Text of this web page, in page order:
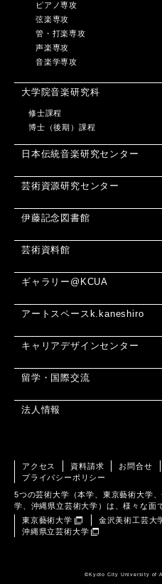
ピアノ専攻
弦楽専攻
管・打楽専攻
声楽専攻
音楽学専攻
大学院音楽研究科
修士課程
博士（後期）課程
日本伝統音楽研究センター
芸術資源研究センター
伊藤記念図書館
芸術資料館
ギャラリー@KCUA
アートスペースk.kaneshiro
キャリアデザインセンター
留学・国際交流
法人情報
アクセス 資料請求 お問合せ
プライバシーポリシー
5つの芸術大学（本学、東京藝術大学
学、沖縄県立芸術大学）は、様々な面
東京藝術大学
金沢美術工芸大
沖縄県立芸術大学
©️Kyoto City University of